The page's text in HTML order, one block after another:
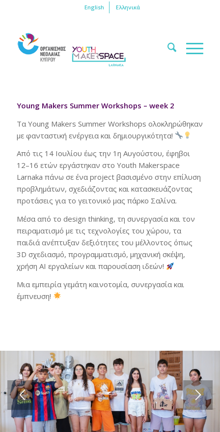
English Ελληνικά
Young Makers Summer Workshops – week 2
Τα Young Makers Summer Workshops ολοκληρώθηκαν
με φανταστική ενέργεια και δημιουργικότητα!
Από τις 14 Ιουλίου έως την 1η Αυγούστου, έφηβοι
12–16 ετών εργάστηκαν στο Youth Makerspace
Larnaka πάνω σε ένα project βασισμένο στην επίλυση
προβλημάτων, σχεδιάζοντας και κατασκευάζοντας
προτάσεις για το γειτονικό μας πάρκο Σαλίνα.
Μέσα από το design thinking, τη συνεργασία και τον
πειραματισμό με τις τεχνολογίες του χώρου, τα
παιδιά ανέπτυξαν δεξιότητες του μέλλοντος όπως
3D σχεδιασμό, προγραμματισμό, μηχανική σκέψη,
χρήση AI εργαλείων και παρουσίαση ιδεών!
Μια εμπειρία γεμάτη καινοτομία, συνεργασία και
έμπνευση!